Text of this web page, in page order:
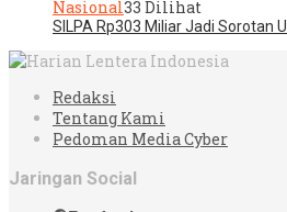
Nasional33 Dilihat
SILPA Rp303 Miliar Jadi Sorotan
Redaksi
Tentang Kami
Pedoman Media Cyber
Jaringan Social